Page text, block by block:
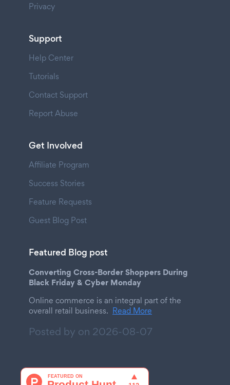
Privacy
Support
Help Center
Tutorials
Contact Support
Report Abuse
Get Involved
Affiliate Program
Success Stories
Feature Requests
Guest Blog Post
Featured Blog post
Converting Cross-Border Shoppers During
Black Friday & Cyber Monday
Online commerce is an integral part of the
overall retail business. Read More
Posted by on 2026-08-07